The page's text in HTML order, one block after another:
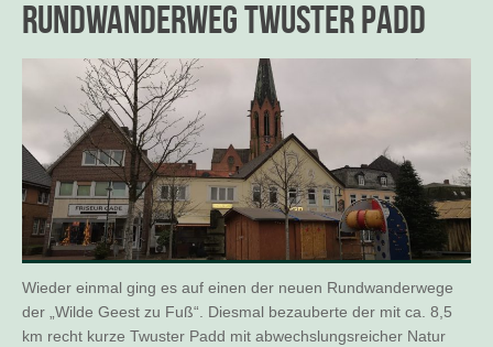
Rundwanderweg Twuster Padd
Wieder einmal ging es auf einen der neuen Rundwanderwege
der „Wilde Geest zu Fuß“. Diesmal bezauberte der mit ca. 8,5
km recht kurze Twuster Padd mit abwechslungsreicher Natur